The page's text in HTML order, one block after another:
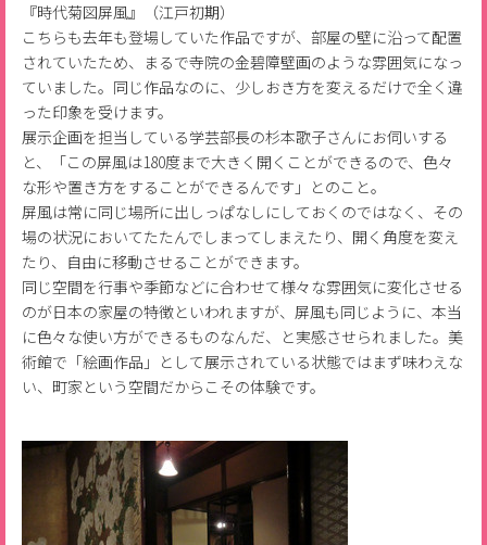
『時代菊図屏風』（江戸初期）
こちらも去年も登場していた作品ですが、部屋の壁に沿って配置
されていたため、まるで寺院の金碧障壁画のような雰囲気になっ
ていました。同じ作品なのに、少しおき方を変えるだけで全く違
った印象を受けます。
展示企画を担当している学芸部長の杉本歌子さんにお伺いする
と、「この屏風は180度まで大きく開くことができるので、色々
な形や置き方をすることができるんです」とのこと。
屏風は常に同じ場所に出しっぱなしにしておくのではなく、その
場の状況においてたたんでしまってしまえたり、開く角度を変え
たり、自由に移動させることができます。
同じ空間を行事や季節などに合わせて様々な雰囲気に変化させる
のが日本の家屋の特徴といわれますが、屏風も同じように、本当
に色々な使い方ができるものなんだ、と実感させられました。美
術館で「絵画作品」として展示されている状態ではまず味わえな
い、町家という空間だからこその体験です。